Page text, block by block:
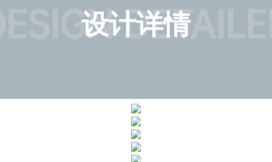
设计详情